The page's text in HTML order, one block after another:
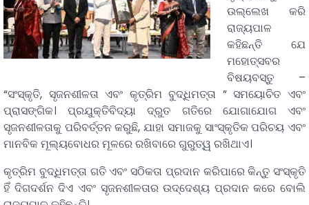
ଉଲ୍ଲେଖ କରି
ରାଜ୍ୟପାଳ
କହିଛନ୍ତି ଯେ
ମହୋତ୍ସବର
ବିଷୟବସ୍ତୁ –
“ସଂସ୍କୃତି, ସୃଜନଶୀଳତା ଏବଂ କୃତ୍ରିମ ବୁଦ୍ଧିମତ୍ତା ” ସମୟୋଚିତ ଏବଂ
ପ୍ରାସଙ୍ଗିକ। ପ୍ରଯୁକ୍ତିବିଦ୍ୟା ଦ୍ରୁତ ଗତିରେ ଯୋଗାଯୋଗ ଏବଂ
ସୃଜନଶୀଳତାକୁ ପରିବର୍ତ୍ତନ କରୁଛି, ଯାହା ସମାଜକୁ ସାଂସ୍କୃତିକ ପରିଚୟ ଏବଂ
ମାନବିକ ମୂଲ୍ୟବୋଧର ମୂଳରେ ରଖିବାରେ ଗୁରୁତ୍ୱ ରଖିଥାଏ।
କୃତ୍ରିମ ବୁଦ୍ଧିମତ୍ତା ଗତି ଏବଂ ସଠିକତା ପ୍ରଦାନ କରିପାରେ କିନ୍ତୁ ସଂସ୍କୃତି
ହିଁ ଦିଗଦର୍ଶନ ଦିଏ ଏବଂ ସୃଜନଶୀଳତାର ଉଦ୍ଦେଶ୍ୟ ପ୍ରଦାନ କରେ ବୋଲି